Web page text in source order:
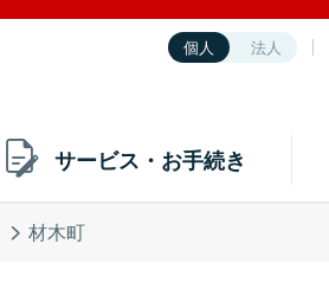
個人 法人
サービス・お手続き
材木町